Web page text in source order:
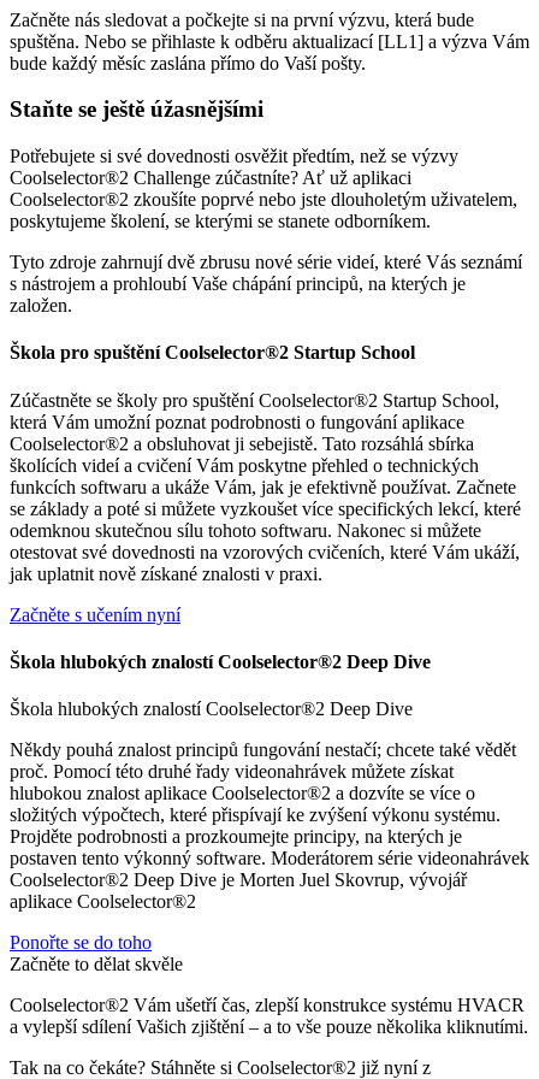
Začněte nás sledovat a počkejte si na první výzvu, která bude
spuštěna. Nebo se přihlaste k odběru aktualizací [LL1] a výzva Vám
bude každý měsíc zaslána přímo do Vaší pošty.
Staňte se ještě úžasnějšími
Potřebujete si své dovednosti osvěžit předtím, než se výzvy
Coolselector®2 Challenge zúčastníte? Ať už aplikaci
Coolselector®2 zkoušíte poprvé nebo jste dlouholetým uživatelem,
poskytujeme školení, se kterými se stanete odborníkem.
Tyto zdroje zahrnují dvě zbrusu nové série videí, které Vás seznámí
s nástrojem a prohloubí Vaše chápání principů, na kterých je
založen.
Škola pro spuštění Coolselector®2 Startup School
Zúčastněte se školy pro spuštění Coolselector®2 Startup School,
která Vám umožní poznat podrobnosti o fungování aplikace
Coolselector®2 a obsluhovat ji sebejistě. Tato rozsáhlá sbírka
školících videí a cvičení Vám poskytne přehled o technických
funkcích softwaru a ukáže Vám, jak je efektivně používat. Začnete
se základy a poté si můžete vyzkoušet více specifických lekcí, které
odemknou skutečnou sílu tohoto softwaru. Nakonec si můžete
otestovat své dovednosti na vzorových cvičeních, které Vám ukáží,
jak uplatnit nově získané znalosti v praxi.
Začněte s učením nyní
Škola hlubokých znalostí Coolselector®2 Deep Dive
Škola hlubokých znalostí Coolselector®2 Deep Dive
Někdy pouhá znalost principů fungování nestačí; chcete také vědět
proč. Pomocí této druhé řady videonahrávek můžete získat
hlubokou znalost aplikace Coolselector®2 a dozvíte se více o
složitých výpočtech, které přispívají ke zvýšení výkonu systému.
Projděte podrobnosti a prozkoumejte principy, na kterých je
postaven tento výkonný software. Moderátorem série videonahrávek
Coolselector®2 Deep Dive je Morten Juel Skovrup, vývojář
aplikace Coolselector®2
Ponořte se do toho
Začněte to dělat skvěle
Coolselector®2 Vám ušetří čas, zlepší konstrukce systému HVACR
a vylepší sdílení Vašich zjištění – a to vše pouze několika kliknutími.
Tak na co čekáte? Stáhněte si Coolselector®2 již nyní z